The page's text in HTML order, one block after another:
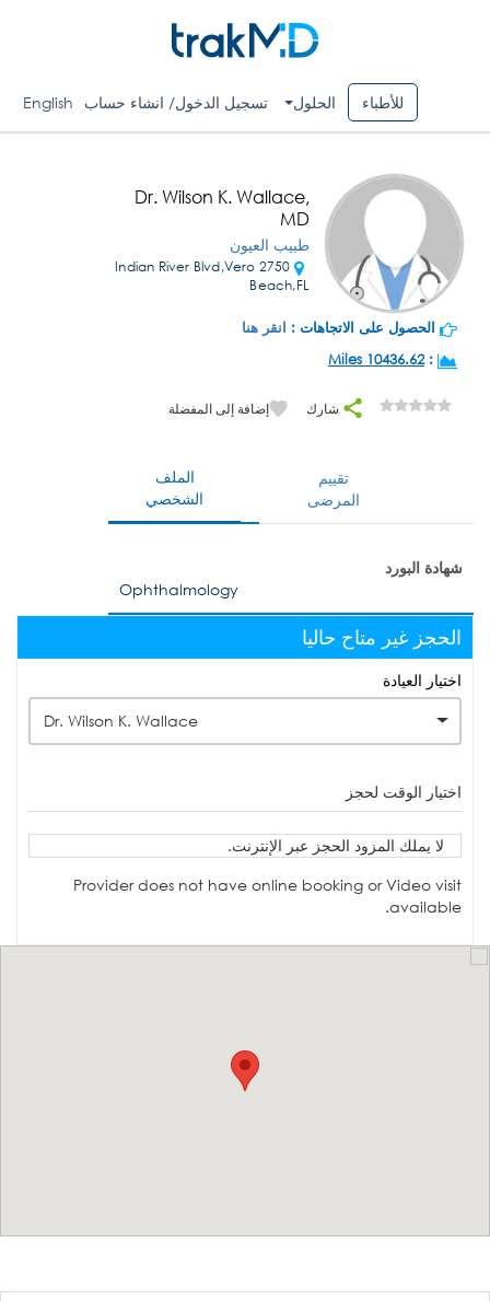
للأطباء الحلول تسجيل الدخول/ انشاء حساب English
Dr. Wilson K. Wallace,
MD
طبيب العيون
2750 Indian River Blvd,Vero
Beach,FL
الحصول على الاتجاهات : انقر هنا
:
10436.62 Miles
شارك إضافة إلى المفضلة
الملف
الشخصي
تقييم
المرضى
شهادة البورد
Ophthalmology
الحجز غير متاح حاليا
اختيار العيادة
Dr. Wilson K. Wallace
اختيار الوقت لحجز
لا يملك المزود الحجز عبر الإنترنت.
Provider does not have online booking or Video visit
available.